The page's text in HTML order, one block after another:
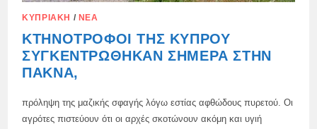
ΚΥΠΡΙΑΚΉ / ΝΈΑ
ΚΤΗΝΟΤΡΌΦΟΙ ΤΗΣ ΚΎΠΡΟΥ
ΣΥΓΚΕΝΤΡΏΘΗΚΑΝ ΣΉΜΕΡΑ ΣΤΗΝ
ΠΆΚΝΑ,
πρόληψη της μαζικής σφαγής λόγω εστίας αφθώδους πυρετού. Οι
αγρότες πιστεύουν ότι οι αρχές σκοτώνουν ακόμη και υγιή